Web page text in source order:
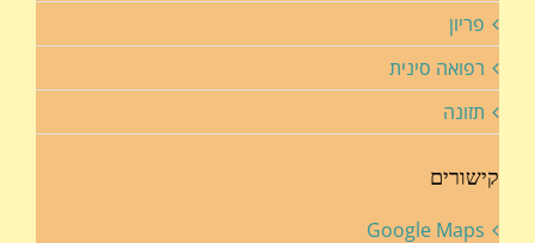
פריון
רפואה סינית
תזונה
קישורים
Google Maps